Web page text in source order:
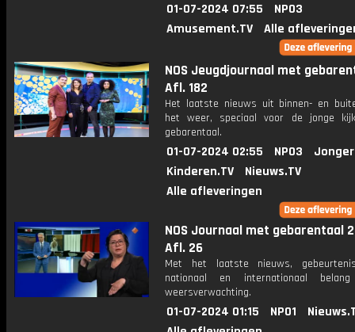
01-07-2024 07:55
NPO3
Amusement.TV
Alle
NOS Jeugdjournaal met
Afl. 182
Het laatste nieuws uit binnen- en
het weer, speciaal voor de jonge
gebarentaal.
01-07-2024 02:55 NPO3
Kinderen.TV
Nieuws.TV
Alle afleveringen
NOS Journaal met gebarentaal
Afl. 26
Met het laatste nieuws,
nationaal en internationaal
weersverwachting.
01-07-2024 01:15 NPO1